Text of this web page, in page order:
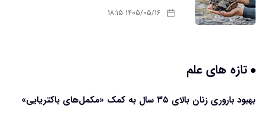
۱۴۰۵/۰۵/۱۶ ۱۸:۱۵
تازه های علم
بهبود باروری زنان بالای ۳۵ سال به کمک «مکمل‌های باکتریایی»